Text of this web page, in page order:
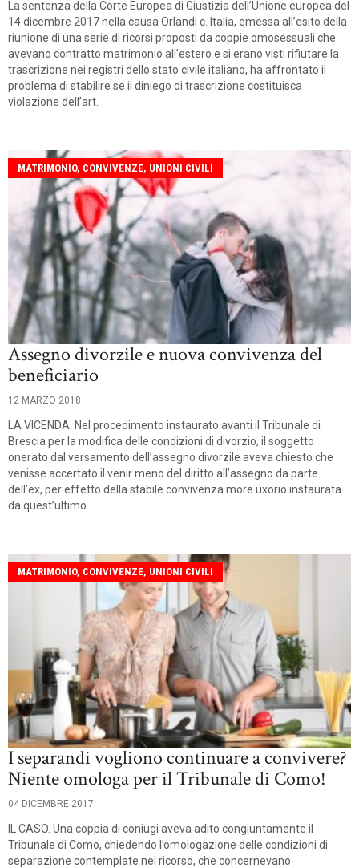
La sentenza della Corte Europea di Giustizia dell’Unione europea del
14 dicembre 2017 nella causa Orlandi c. Italia, emessa all’esito della
riunione di una serie di ricorsi proposti da coppie omosessuali che
avevano contratto matrimonio all’estero e si erano visti rifiutare la
trascrizione nei registri dello stato civile italiano, ha affrontato il
problema di stabilire se il diniego di trascrizione costituisca
violazione dell’art.
MATRIMONIO, CONVIVENZE, UNIONI CIVILI
Assegno divorzile e nuova convivenza del
beneficiario
12 MARZO 2018
LA VICENDA. Nel procedimento instaurato avanti il Tribunale di
Brescia per la modifica delle condizioni di divorzio, il soggetto
onerato dal versamento dell’assegno divorzile aveva chiesto che
venisse accertato il venir meno del diritto all’assegno da parte
dell’ex, per effetto della stabile convivenza more uxorio instaurata
da quest’ultimo .
MATRIMONIO, CONVIVENZE, UNIONI CIVILI
I separandi vogliono continuare a convivere?
Niente omologa per il Tribunale di Como!
04 DICEMBRE 2017
IL CASO. Una coppia di coniugi aveva adito congiuntamente il
Tribunale di Como, chiedendo l’omologazione delle condizioni di
separazione contemplate nel ricorso, che concernevano